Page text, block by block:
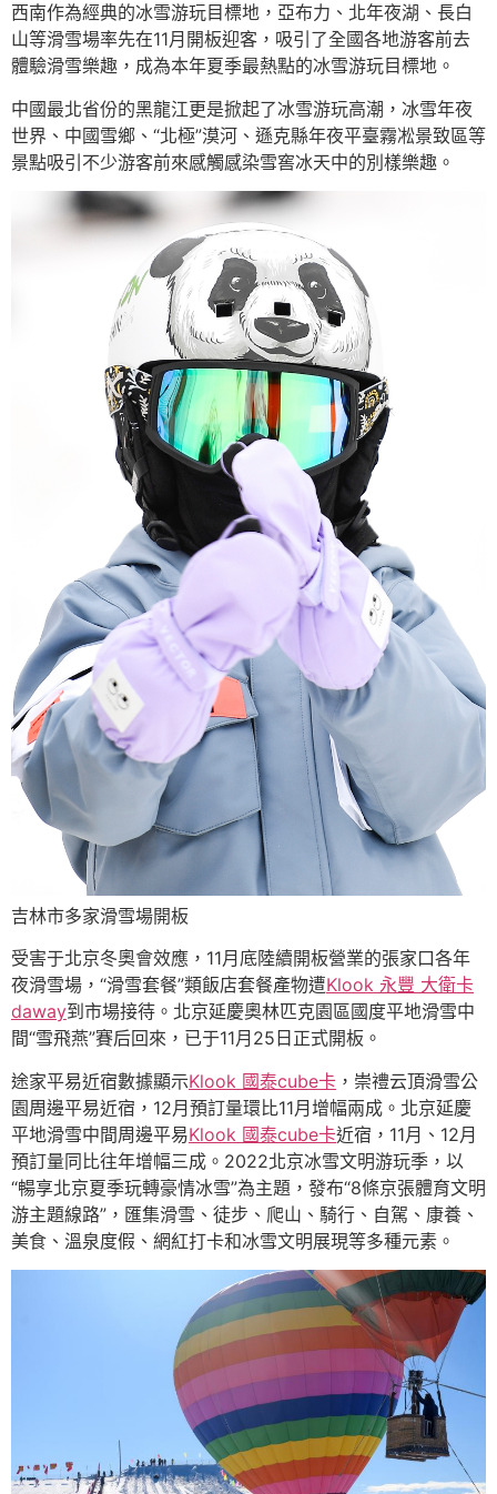
西南作為經典的冰雪游玩目標地，亞布力、北年夜湖、長白
山等滑雪場率先在11月開板迎客，吸引了全國各地游客前去
體驗滑雪樂趣，成為本年夏季最熱點的冰雪游玩目標地。
中國最北省份的黑龍江更是掀起了冰雪游玩高潮，冰雪年夜
世界、中國雪鄉、“北極”漠河、遜克縣年夜平臺霧凇景致區等
景點吸引不少游客前來感觸感染雪窖冰天中的別樣樂趣。
吉林市多家滑雪場開板
受害于北京冬奧會效應，11月底陸續開板營業的張家口各年
夜滑雪場，“滑雪套餐”類飯店套餐產物遭Klook 永豐 大衛卡
daway到市場接待。北京延慶奧林匹克園區國度平地滑雪中
間“雪飛燕”賽后回來，已于11月25日正式開板。
途家平易近宿數據顯示Klook 國泰cube卡 ，崇禮云頂滑雪公
園周邊平易近宿，12月預訂量環比11月增幅兩成。北京延慶
平地滑雪中間周邊平易Klook 國泰cube卡近宿，11月、12月
預訂量同比往年增幅三成。2022北京冰雪文明游玩季，以
“暢享北京夏季玩轉豪情冰雪”為主題，發布“8條京張體育文明
游主題線路”，匯集滑雪、徒步、爬山、騎行、自駕、康養、
美食、溫泉度假、網紅打卡和冰雪文明展現等多種元素。